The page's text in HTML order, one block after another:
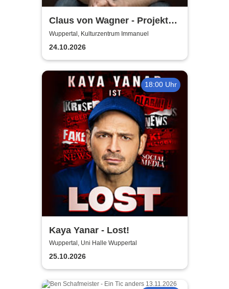
Claus von Wagner - Projekt
Equilibrium
Wuppertal, Kulturzentrum Immanuel
24.10.2026
18:00 Uhr
Kaya Yanar - Lost!
Wuppertal, Uni Halle Wuppertal
25.10.2026